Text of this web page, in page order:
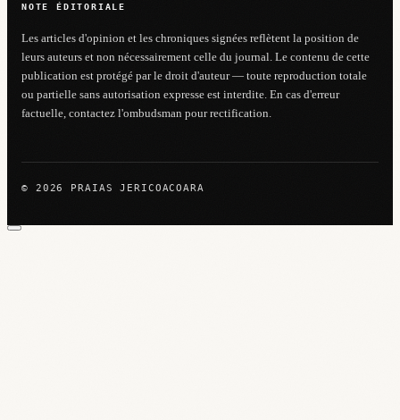
NOTE ÉDITORIALE
Les articles d'opinion et les chroniques signées reflètent la position de
leurs auteurs et non nécessairement celle du journal. Le contenu de cette
publication est protégé par le droit d'auteur — toute reproduction totale
ou partielle sans autorisation expresse est interdite. En cas d'erreur
factuelle, contactez l'ombudsman pour rectification.
© 2026 PRAIAS JERICOACOARA